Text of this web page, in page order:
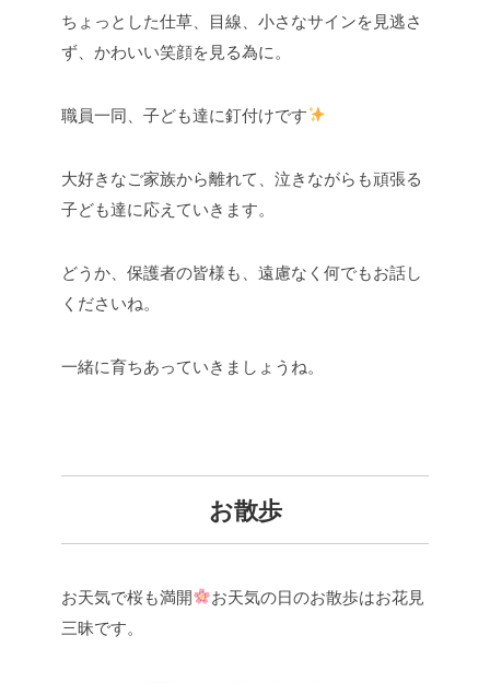
ちょっとした仕草、目線、小さなサインを見逃さ
ず、かわいい笑顔を見る為に。
職員一同、子ども達に釘付けです
大好きなご家族から離れて、泣きながらも頑張る
子ども達に応えていきます。
どうか、保護者の皆様も、遠慮なく何でもお話し
くださいね。
一緒に育ちあっていきましょうね。
お散歩
お天気で桜も満開
お天気の日のお散歩はお花見
三昧です。